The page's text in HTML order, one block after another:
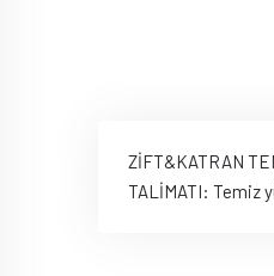
ZİFT&KATRAN
TALİMATI: Temiz